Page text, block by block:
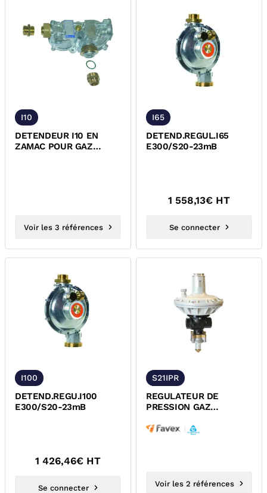
I10
DETENDEUR I10 EN
ZAMAC POUR GAZ
Voir les 3 références
I65
DETEND.REGUL.I65
E300/S20-23mB
1 558,13€ HT
Se connecter
I100
DETEND.REGU.I100
E300/S20-23mB
1 426,46€ HT
Se connecter
S21IPR
REGULATEUR DE
PRESSION GAZ
S21IPR FAVEX
Voir les 2 références